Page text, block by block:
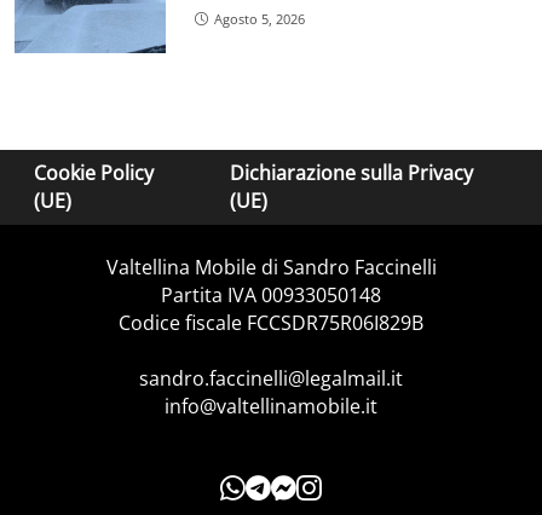
Agosto 5, 2026
Cookie Policy
(UE)
Dichiarazione sulla Privacy
(UE)
Valtellina Mobile di Sandro Faccinelli
Partita IVA 00933050148
Codice fiscale FCCSDR75R06I829B
sandro.faccinelli@legalmail.it
info@valtellinamobile.it